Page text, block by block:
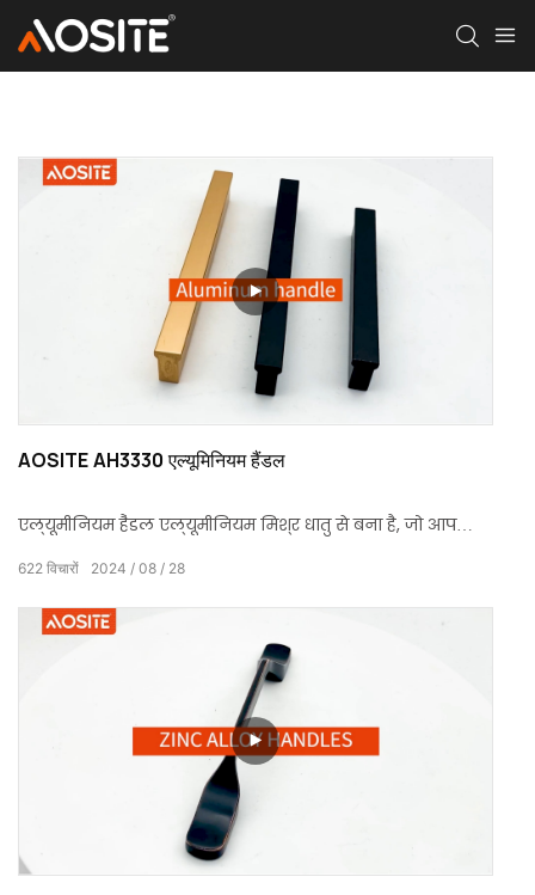
AOSITE AH3330 एल्यूमिनियम हैंडल
एल्यूमीनियम हैंडल एल्यूमीनियम मिश्र धातु से बना है, जो आपको
एक अभूतपूर्व अनुभव प्रदान करने के लिए नवीन ऑक्सीकरण
2024 08 28
622 विचारों